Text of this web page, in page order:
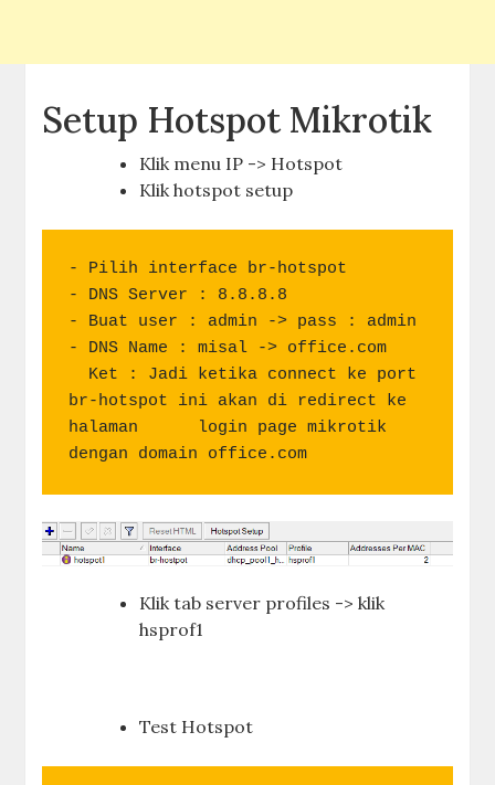
Setup Hotspot Mikrotik
Klik menu IP -> Hotspot
Klik hotspot setup
- Pilih interface br-hotspot
- DNS Server : 8.8.8.8
- Buat user : admin -> pass : admin
- DNS Name : misal -> office.com
br-hotspot ini akan di redirect ke
halaman      login page mikrotik
dengan domain office.com
Klik tab server profiles -> klik
hsprof1
Test Hotspot